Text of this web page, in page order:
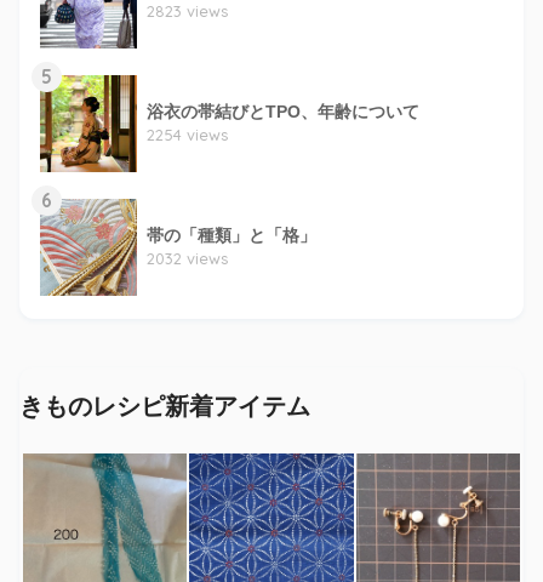
2823 views
5
浴衣の帯結びとTPO、年齢について
2254 views
6
帯の「種類」と「格」
2032 views
きものレシピ新着アイテム